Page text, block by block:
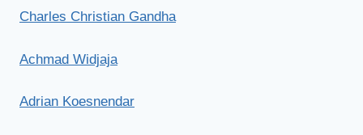
Charles Christian Gandha
Achmad Widjaja
Adrian Koesnendar